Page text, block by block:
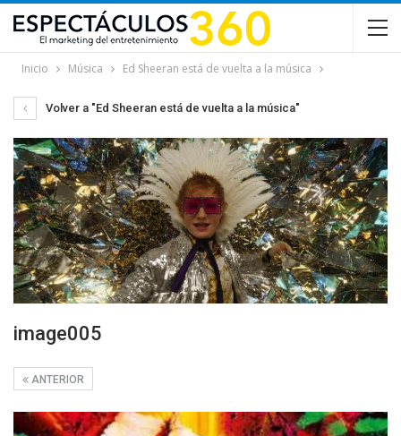
Inicio Música Ed Sheeran está de vuelta a la música
Volver a "Ed Sheeran está de vuelta a la música"
image005
ANTERIOR